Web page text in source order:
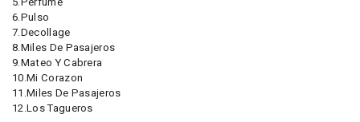
6.Pulso
7.Decollage
8.Miles De Pasajeros
9.Mateo Y Cabrera
10.Mi Corazon
11.Miles De Pasajeros
12.Los Tagueros